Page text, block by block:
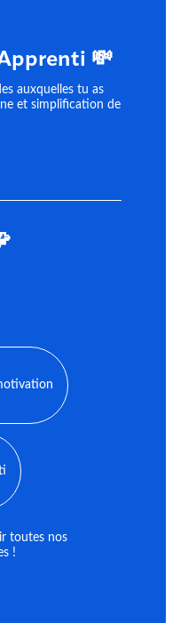
💸
auxquelles tu as
et simplification de
toutes nos
!